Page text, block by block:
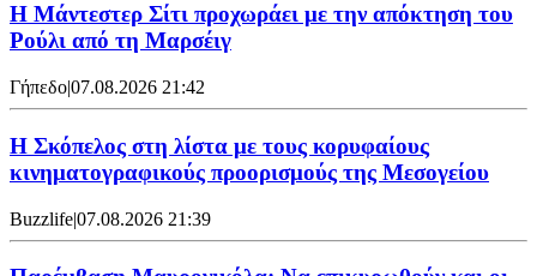
Η Μάντεστερ Σίτι προχωράει με την απόκτηση του
Ρούλι από τη Μαρσέιγ
Γήπεδο|07.08.2026 21:42
Η Σκόπελος στη λίστα με τους κορυφαίους
κινηματογραφικούς προορισμούς της Μεσογείου
Buzzlife|07.08.2026 21:39